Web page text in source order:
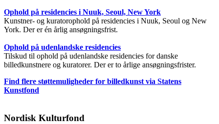
Ophold på residencies i Nuuk, Seoul, New York
Kunstner- og kuratorophold på residencies i Nuuk, Seoul og New
York. Der er én årlig ansøgningsfrist.
Ophold på udenlandske residencies
Tilskud til ophold på udenlandske residencies for danske
billedkunstnere og kuratorer. Der er to årlige ansøgningsfrister.
Find flere støttemuligheder for billedkunst via Statens
Kunstfond
Nordisk Kulturfond